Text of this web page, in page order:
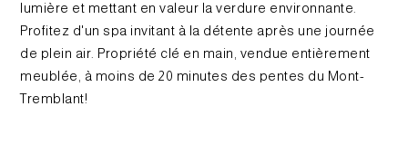
lumière et mettant en valeur la verdure environnante.
Profitez d'un spa invitant à la détente après une journée
de plein air. Propriété clé en main, vendue entièrement
meublée, à moins de 20 minutes des pentes du Mont-
Tremblant!